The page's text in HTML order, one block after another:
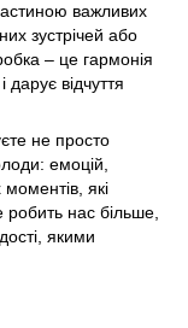
важливих
зустрічей або
– це гармонія
дарує відчуття
не просто
емоцій,
які
нас більше,
якими